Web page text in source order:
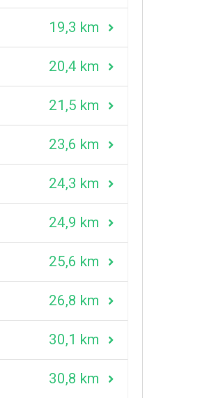
19,3 km
20,4 km
21,5 km
23,6 km
24,3 km
24,9 km
25,6 km
26,8 km
30,1 km
30,8 km